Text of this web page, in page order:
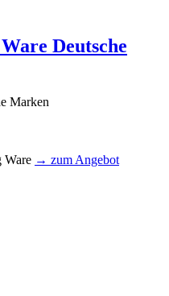
Deutsche
Marken
Ware → zum Angebot